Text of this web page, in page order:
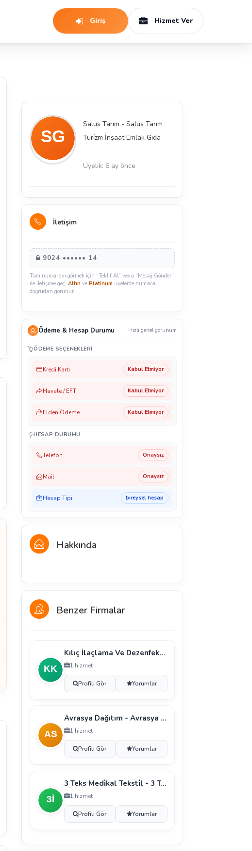
Giriş Hizmet Ver
Salus Tarım - Salus Tarım
Turi̇zm İnşaat Emlak Gıda
Üyelik: 6 ay önce
İletişim
9024 •••••• 14
Tam numarayı görmek için “Teklif Al” veya “Mesaj Gönder”
ile iletişime geç. Altınve Platinumüyelerde numara
doğrudan görünür.
Ödeme & Hesap Durumu Hızlı genel görünüm
ÖDEME SEÇENEKLERI
Kredi Kartı Kabul Etmiyor
Havale / EFT Kabul Etmiyor
Elden Ödeme Kabul Etmiyor
HESAP DURUMU
Telefon Onaysız
Mail Onaysız
Hesap Tipi bireysel hesap
Hakkında
Benzer Firmalar
Kılıç İlaçlama Ve Dezenfeksi̇yon (Okan Kılıç)
1 hizmet
Profili Gör Yorumlar
Avrasya Dağıtım - Avrasya Dağıtım Ve Pazarlama San
1 hizmet
Profili Gör Yorumlar
3 Teks Medi̇kal Teksti̇l - 3 Teks Teksti̇l Gıda İthal
1 hizmet
Profili Gör Yorumlar